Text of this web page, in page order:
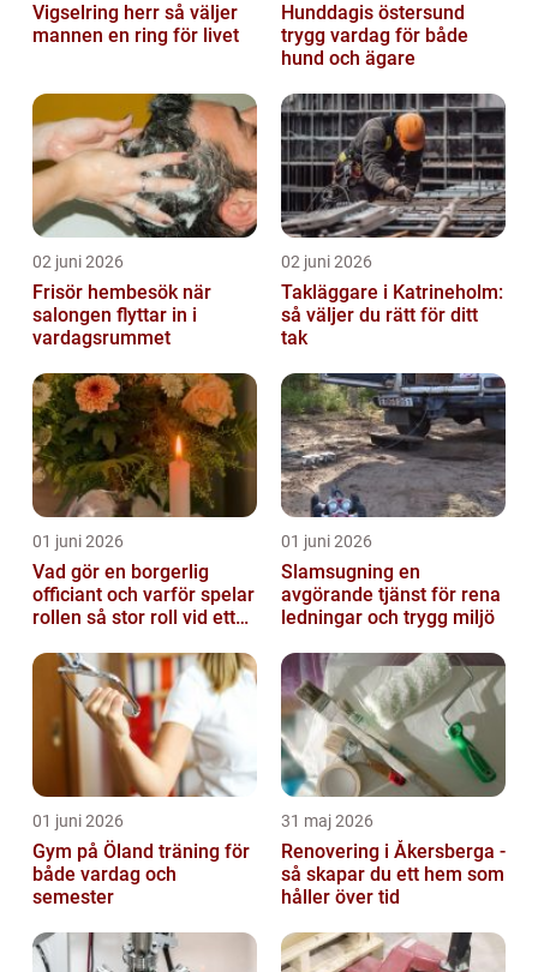
Vigselring herr så väljer
mannen en ring för livet
Hunddagis östersund
trygg vardag för både
hund och ägare
02 juni 2026
Frisör hembesök när
salongen flyttar in i
vardagsrummet
02 juni 2026
Takläggare i Katrineholm:
så väljer du rätt för ditt
tak
01 juni 2026
Vad gör en borgerlig
officiant och varför spelar
rollen så stor roll vid ett
01 juni 2026
Slamsugning en
avgörande tjänst för rena
ledningar och trygg miljö
01 juni 2026
Gym på Öland träning för
både vardag och
semester
31 maj 2026
Renovering i Åkersberga -
så skapar du ett hem som
håller över tid